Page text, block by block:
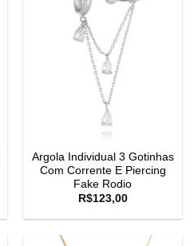
Argola Individual 3 Gotinhas
Com Corrente E Piercing
Fake Rodio
R$123,00